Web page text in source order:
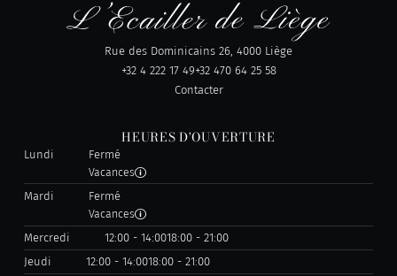
Rue des Dominicains 26, 4000 Liège
+32 4 222 17 49+32 470 64 25 58
Contacter
HEURES D'OUVERTURE
Lundi
Fermé
Vacances
Mardi
Fermé
Vacances
Mercredi
12:00 - 14:0018:00 - 21:00
Jeudi
12:00 - 14:0018:00 - 21:00